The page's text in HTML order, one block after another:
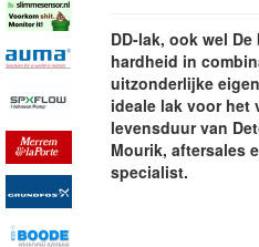
DD-lak, ook wel
hardheid in
uitzonderlijke
ideale lak voor het
levensduur van
Mourik, aftersales
specialist.